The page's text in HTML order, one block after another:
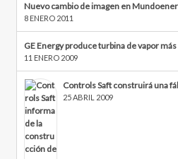
Nuevo cambio de imagen en
8 ENERO 2011
GE Energy produce turbina de vapor
11 ENERO 2009
Controls Saft construirá una
25 ABRIL 2009